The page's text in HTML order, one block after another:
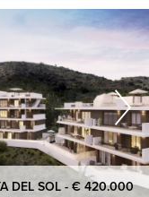
DEL SOL - € 420.000